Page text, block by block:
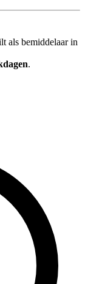
als bemiddelaar in
.